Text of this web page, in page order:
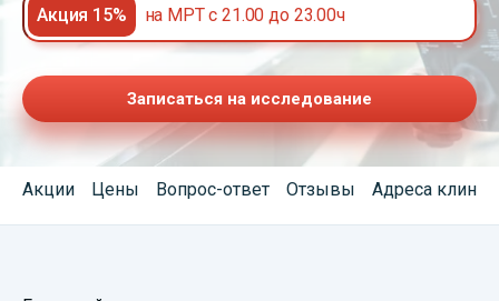
Акция 15% на МРТ с 21.00 до 23.00ч
Записаться на исследование
Акции Цены Вопрос-ответ Отзывы Адреса клиник